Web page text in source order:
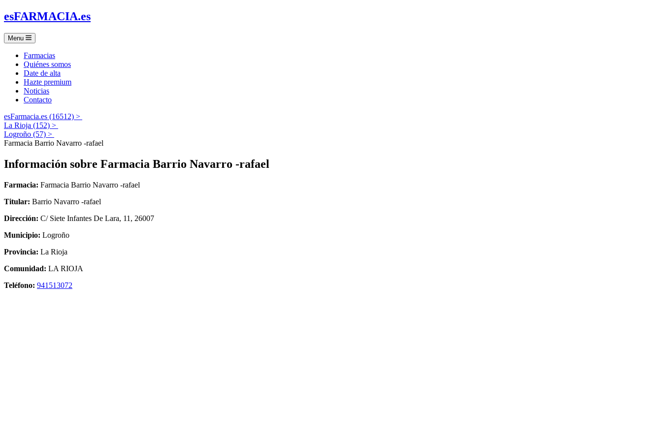
esFARMACIA.es
Menu
Farmacias
Quiénes somos
Date de alta
Hazte premium
Noticias
Contacto
esFarmacia.es (16512) >
La Rioja (152) >
Logroño (57) >
Farmacia Barrio Navarro -rafael
Información sobre Farmacia Barrio Navarro -rafael
Farmacia: Farmacia Barrio Navarro -rafael
Titular: Barrio Navarro -rafael
Dirección: C/ Siete Infantes De Lara, 11, 26007
Municipio: Logroño
Provincia: La Rioja
Comunidad: LA RIOJA
Teléfono: 941513072